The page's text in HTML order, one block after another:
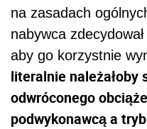
na zasadach
nabywca
aby go korzystnie
literalnie należałoby
odwróconego
podwykonawcą a